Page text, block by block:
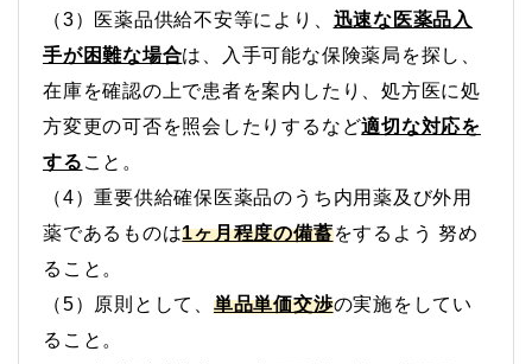
（3）医薬品供給不安等により、 迅速な医薬品入
手が困難な場合は、入手可能な保険薬局を探し、
在庫を確認の上で患者を案内したり、処方医に処
方変更の可否を照会したりするなど適切な対応を
する こと。
（4）重要供給確保医薬品のうち内用薬及び外用
薬であるものは1ヶ月程度の備蓄をするよう 努め
ること。
（5）原則として、 単品単価交渉の実施をしてい
ること。